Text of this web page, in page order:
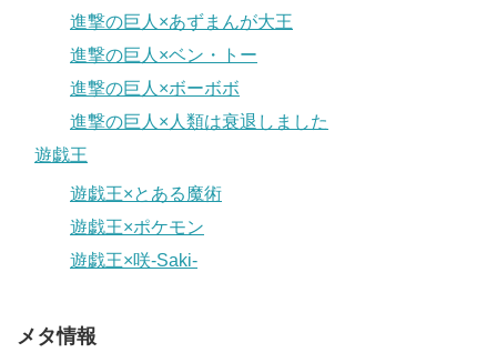
進撃の巨人×あずまんが大王
進撃の巨人×ベン・トー
進撃の巨人×ボーボボ
進撃の巨人×人類は衰退しました
遊戯王
遊戯王×とある魔術
遊戯王×ポケモン
遊戯王×咲-Saki-
メタ情報